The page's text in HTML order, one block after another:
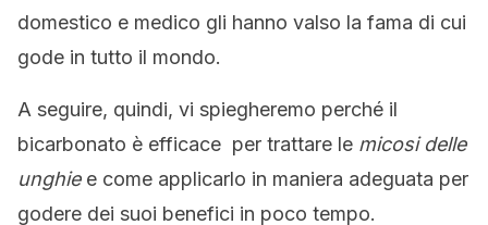
domestico e medico gli hanno valso la fama di cui
gode in tutto il mondo.
A seguire, quindi, vi spiegheremo perché il
bicarbonato è efficace per trattare le micosi delle
unghie e come applicarlo in maniera adeguata per
godere dei suoi benefici in poco tempo.